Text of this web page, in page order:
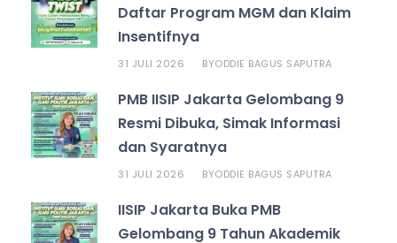
Daftar Program MGM dan Klaim
Insentifnya
31 JULI 2026 BYODDIE BAGUS SAPUTRA
PMB IISIP Jakarta Gelombang 9
Resmi Dibuka, Simak Informasi
dan Syaratnya
31 JULI 2026 BYODDIE BAGUS SAPUTRA
IISIP Jakarta Buka PMB
Gelombang 9 Tahun Akademik